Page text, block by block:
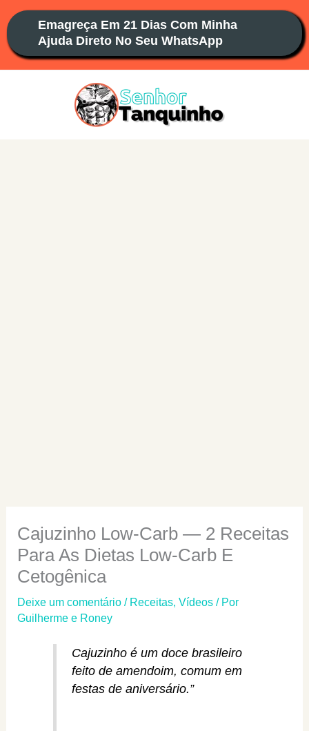
para
conteúdo
Emagreça Em 21 Dias Com Minha
Ajuda Direto No Seu WhatsApp
Cajuzinho Low-Carb — 2 Receitas
Para As Dietas Low-Carb E
Cetogênica
Deixe um comentário / Receitas, Vídeos/ Por
Guilherme e Roney
Cajuzinho é um doce brasileiro
feito de amendoim, comum em
festas de aniversário.”